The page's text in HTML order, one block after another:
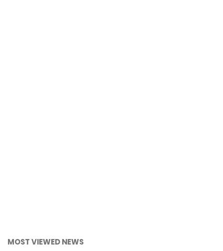
MOST VIEWED NEWS